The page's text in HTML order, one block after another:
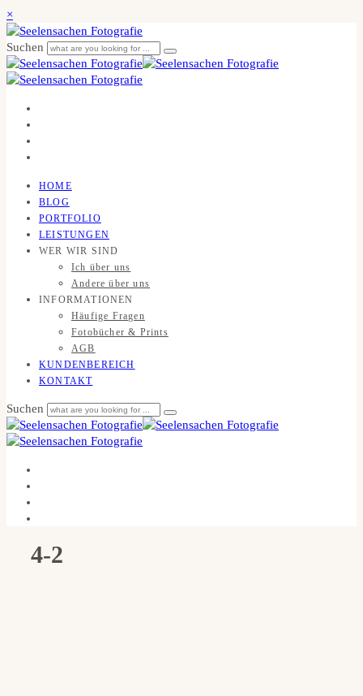
×
Suchen
HOME
BLOG
PORTFOLIO
LEISTUNGEN
WER WIR SIND
Ich über uns
Andere über uns
INFORMATIONEN
Häufige Fragen
Fotobücher & Prints
AGB
KUNDENBEREICH
KONTAKT
Suchen
4-2